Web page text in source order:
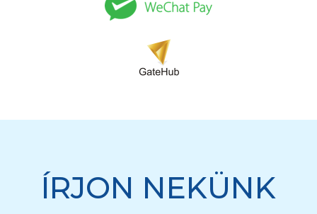
ÍRJON NEKÜNK